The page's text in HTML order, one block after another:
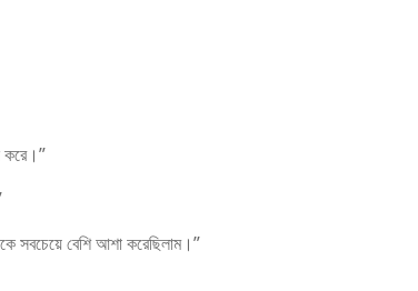
করে।”
সবচেয়ে বেশি আশা করেছিলাম।”